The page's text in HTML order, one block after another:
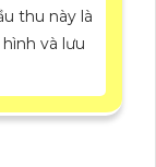
thu này là
và lưu